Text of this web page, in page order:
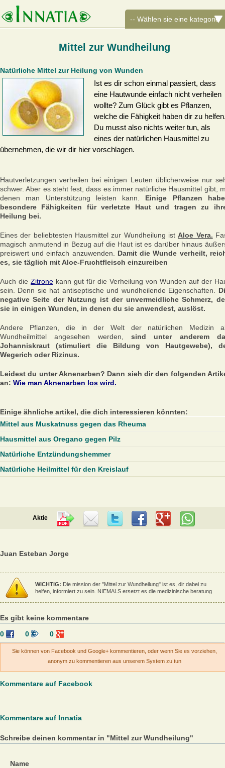
Mittel zur Wundheilung
Natürliche Mittel zur Heilung von Wunden
Ist es dir schon einmal passiert, dass
eine Hautwunde einfach nicht verheilen
wollte? Zum Glück gibt es Pflanzen,
welche die Fähigkeit haben dir zu
Du musst also nichts weiter tun, als
eines der natürlichen Hausmittel zu
übernehmen, die wir dir hier vorschlagen.
Hautverletzungen verheilen bei einigen Leuten üblicherweise nur
schwer. Aber es steht fest, dass es immer natürliche Hausmittel gibt,
denen man Unterstützung leisten kann. Einige Pflanzen
besondere Fähigkeiten für verletzte Haut und tragen zu
Heilung bei.
Eines der beliebtesten Hausmittel zur Wundheilung istAloe Vera.
magisch anmutend in Bezug auf die Haut ist es darüber hinaus
preiswert und einfach anzuwenden. Damit die Wunde verheilt,
es, sie täglich mit Aloe-Fruchtfleisch einzureiben
Auch die Zitrone kann gut für die Verheilung von Wunden auf der
sein. Denn sie hat antiseptische und wundheilende Eigenschaften.
negative Seite der Nutzung ist der unvermeidliche Schmerz,
sie in einigen Wunden, in denen du sie anwendest, auslöst.
Andere Pflanzen, die in der Welt der natürlichen Medizin
Wundheilmittel angesehen werden, sind unter anderem
Johanniskraut (stimuliert die Bildung von Hautgewebe),
Wegerich oder Rizinus.
Leidest du unter Aknenarben? Dann sieh dir den folgenden
an: Wie man Aknenarben los wird.
Einige ähnliche artikel, die dich interessieren könnten:
Mittel aus Muskatnuss gegen das Rheuma
Hausmittel aus Oregano gegen Pilz
Natürliche Entzündungshemmer
Natürliche Heilmittel für den Kreislauf
Aktie
Juan Esteban Jorge
WICHTIG: Die mission der "Mittel zur Wundheilung" ist es, dir dabei zu
helfen, informiert zu sein. NIEMALS ersetzt es die medizinische beratung
Es gibt keine kommentare
0
0 0
Sie können von Facebook und Google+ kommentieren, oder wenn Sie es vorziehen,
anonym zu kommentieren aus unserem System zu tun
Kommentare auf Facebook
Kommentare auf Innatia
Schreibe deinen kommentar in "Mittel zur Wundheilung"
Name